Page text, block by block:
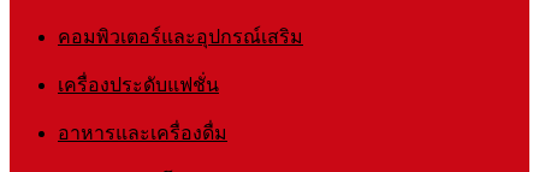
คอมพิวเตอร์และอุปกรณ์เสริม
เครื่องประดับแฟชั่น
อาหารและเครื่องดื่ม